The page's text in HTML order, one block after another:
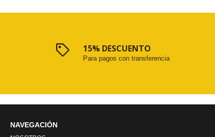
15% DESCUENTO
Para pagos con transferencia
NAVEGACIÓN